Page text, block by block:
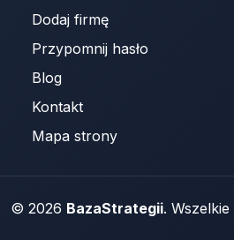
Dodaj firmę
Przypomnij hasło
Blog
Kontakt
Mapa strony
© 2026 BazaStrategii.